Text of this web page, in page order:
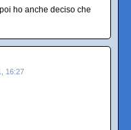
ho anche deciso che
16:27